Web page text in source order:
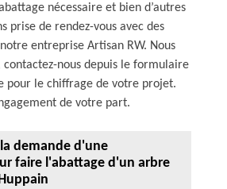
nécessaire et bien d’autres
prise de rendez-vous avec des
entreprise Artisan RW. Nous
nous depuis le formulaire
pour le chiffrage de votre projet.
de votre part.
demande d'une
faire l'abattage d'un arbre